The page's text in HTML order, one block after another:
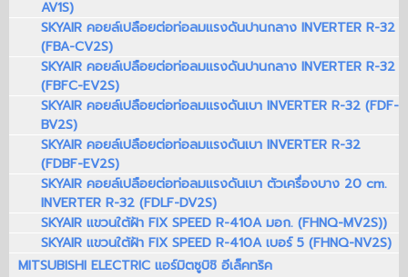
AV1S)
SKYAIR คอยล์เปลือยต่อท่อลมแรงดันปานกลาง INVERTER R-32
(FBA-CV2S)
SKYAIR คอยล์เปลือยต่อท่อลมแรงดันปานกลาง INVERTER R-32
(FBFC-EV2S)
SKYAIR คอยล์เปลือยต่อท่อลมแรงดันเบา INVERTER R-32 (FDF-
BV2S)
SKYAIR คอยล์เปลือยต่อท่อลมแรงดันเบา INVERTER R-32
(FDBF-EV2S)
SKYAIR คอยล์เปลือยต่อท่อลมแรงดันเบา ตัวเครื่องบาง 20 cm.
INVERTER R-32 (FDLF-DV2S)
SKYAIR แขวนใต้ฝ้า FIX SPEED R-410A มอก. (FHNQ-MV2S))
SKYAIR แขวนใต้ฝ้า FIX SPEED R-410A เบอร์ 5 (FHNQ-NV2S)
MITSUBISHI ELECTRIC แอร์มิตซูบิชิ อีเล็คทริค